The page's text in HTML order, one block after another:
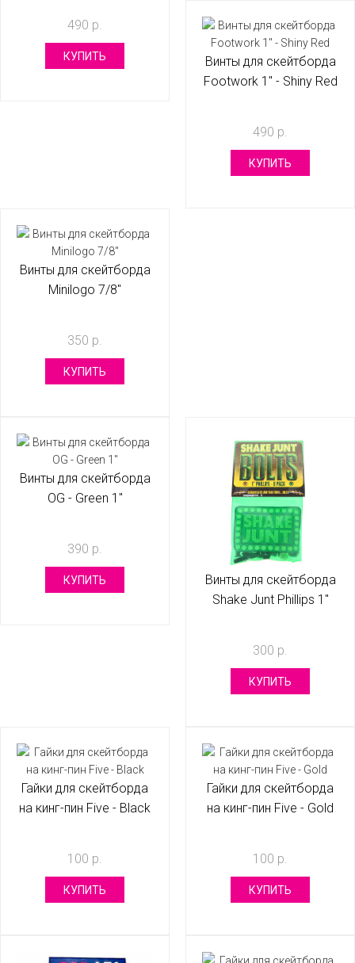
490 р.
КУПИТЬ
Винты для скейтборда
Footwork 1" - Shiny Red
490 р.
КУПИТЬ
Винты для скейтборда
Minilogo 7/8"
350 р.
КУПИТЬ
Винты для скейтборда
OG - Green 1"
390 р.
КУПИТЬ
Винты для скейтборда
Shake Junt Phillips 1"
300 р.
КУПИТЬ
Гайки для скейтборда
на кинг-пин Five - Black
100 р.
КУПИТЬ
Гайки для скейтборда
на кинг-пин Five - Gold
100 р.
КУПИТЬ